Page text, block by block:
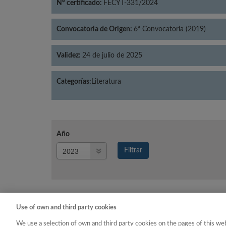
Nº certificado: FECYT-331/2024
Convocatoria de Origen: 6ª Convocatoria (2019)
Validez: 24 de julio de 2025
Categorías: Literatura
Año
Filtrar
Año
Use of own and third party cookies
We use a selection of own and third party cookies on the pages of this